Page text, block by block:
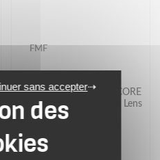
FMF
Masque cross POWERCORE
Core Cyan - Mirror Blue Lens
sans accepter